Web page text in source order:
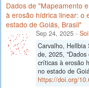
Dados de "Mapeamento
à erosão hídrica linear: o
estado de Goiás, Brasil"
Sep 24, 2025 -
Carvalho, Hellbia
de, 2025, "Dados
críticas à erosão
no estado de
https://doi.org/